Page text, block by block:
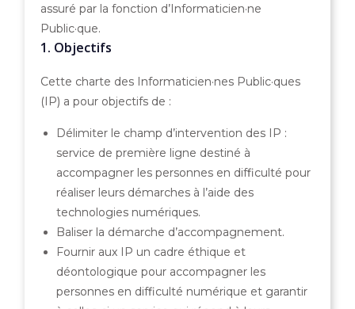
assuré par la fonction d’Informaticien·ne
Public·que.
1. Objectifs
Cette charte des Informaticien·nes Public·ques
(IP) a pour objectifs de :
Délimiter le champ d’intervention des IP :
service de première ligne destiné à
accompagner les personnes en difficulté pour
réaliser leurs démarches à l’aide des
technologies numériques.
Baliser la démarche d’accompagnement.
Fournir aux IP un cadre éthique et
déontologique pour accompagner les
personnes en difficulté numérique et garantir